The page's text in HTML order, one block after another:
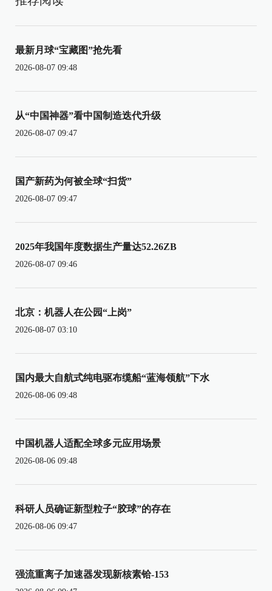
最新月球“宝藏图”抢先看
2026-08-07 09:48
从“中国神器”看中国制造迭代升级
2026-08-07 09:47
国产新药为何被全球“扫货”
2026-08-07 09:47
2025年我国年度数据生产量达52.26ZB
2026-08-07 09:46
北京：机器人在公园“上岗”
2026-08-07 03:10
国内最大自航式纯电驱布缆船“蓝海领航”下水
2026-08-06 09:48
中国机器人适配全球多元应用场景
2026-08-06 09:48
科研人员确证新型粒子“胶球”的存在
2026-08-06 09:47
强流重离子加速器发现新核素铪-153